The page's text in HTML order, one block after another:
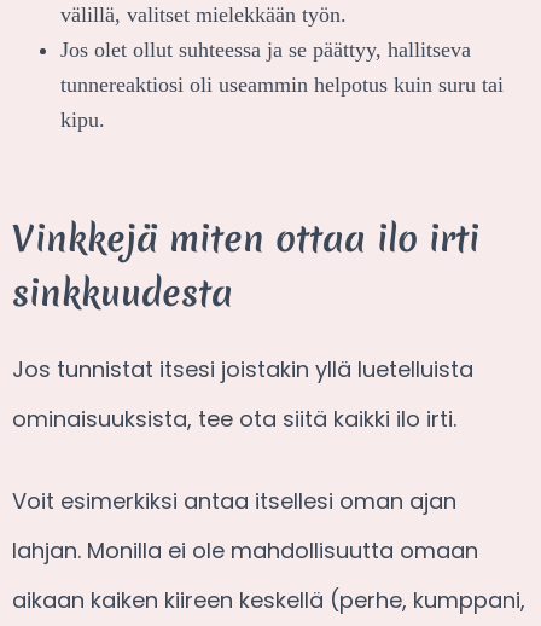
välillä, valitset mielekkään työn.
Jos olet ollut suhteessa ja se päättyy, hallitseva
tunnereaktiosi oli useammin helpotus kuin suru tai
kipu.
Vinkkejä miten ottaa ilo irti
sinkkuudesta
Jos tunnistat itsesi joistakin yllä luetelluista
ominaisuuksista, tee ota siitä kaikki ilo irti.
Voit esimerkiksi antaa itsellesi oman ajan
lahjan. Monilla ei ole mahdollisuutta omaan
aikaan kaiken kiireen keskellä (perhe, kumppani,